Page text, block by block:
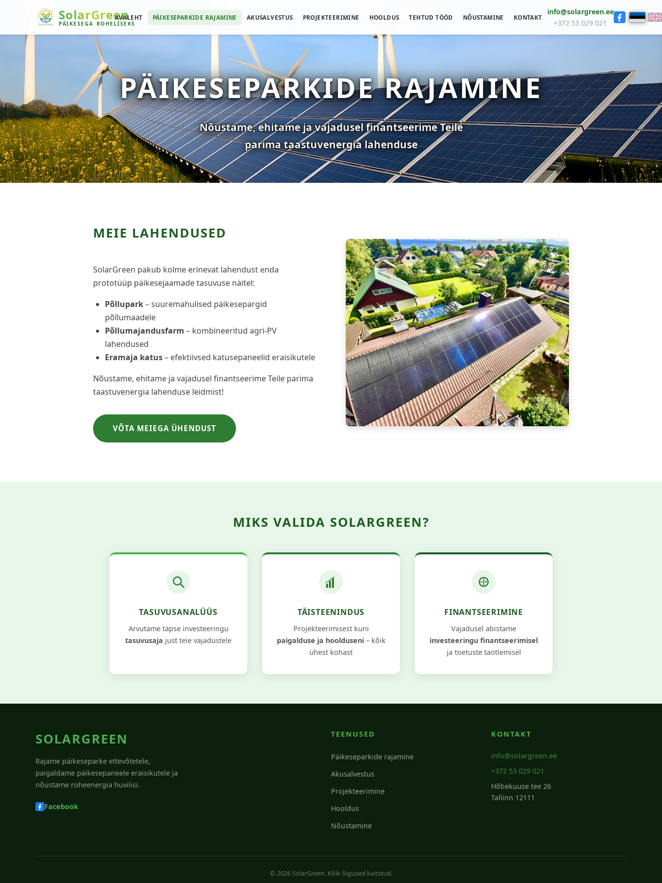
SolarGreen
PÄIKESEGA ROHELISEKS
AVALEHT PÄIKESEPARKIDE RAJAMINE AKUSALVESTUS PROJEKTEERIMINE HOOLDUS TEHTUD TÖÖD NÕUSTAMINE KONTAKT
info@solargreen.ee
+372 53 029 021
PÄIKESEPARKIDE RAJAMINE
Nõustame, ehitame ja vajadusel finantseerime Teile
parima taastuvenergia lahenduse
MEIE LAHENDUSED
SolarGreen pakub kolme erinevat lahendust enda
prototüüp päikesejaamade tasuvuse näitel:
Põllupark– suuremahulised päikesepargid
põllumaadele
Põllumajandusfarm – kombineeritud agri-PV
lahendused
Eramaja katus– efektiivsed katusepaneelid eraisikutele
Nõustame, ehitame ja vajadusel finantseerime Teile parima
taastuvenergia lahenduse leidmist!
VÕTA MEIEGA ÜHENDUST
MIKS VALIDA SOLARGREEN?
TASUVUSANALÜÜS
Arvutame täpse investeeringu
tasuvusaja just teie vajadustele
TÄISTEENINDUS
Projekteerimisest kuni
paigalduse ja hoolduseni– kõik
ühest kohast
FINANTSEERIMINE
Vajadusel abistame
investeeringu finantseerimisel
ja toetuste taotlemisel
SOLARGREEN
Rajame päikeseparke ettevõtetele,
paigaldame päikesepaneele eraisikutele ja
nõustame roheenergia huvilisi.
Facebook
TEENUSED
Päikeseparkide rajamine
Akusalvestus
Projekteerimine
Hooldus
Nõustamine
KONTAKT
info@solargreen.ee
+372 53 029 021
Hõbekuuse tee 26
Tallinn 12111
© 2026 SolarGreen. Kõik õigused kaitstud.